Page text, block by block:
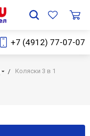
+7 (4912) 77-07-07
Коляски 3 в 1